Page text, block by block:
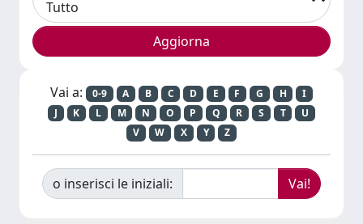
Vai a: 0-9 A B C D E F G H
I
J
K L M N O P Q R S T
U
V
W X Y Z
o inserisci le iniziali: